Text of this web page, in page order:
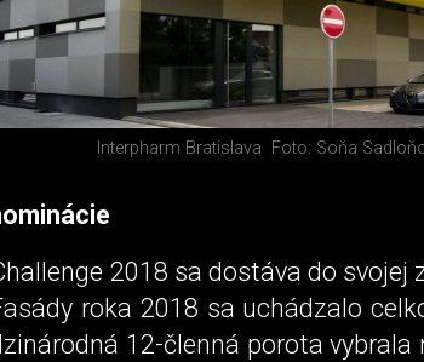
Interpharm Bratislava Foto: Soňa
2018 sa dostáva do svojej
roka 2018 sa uchádzalo
12-členná porota